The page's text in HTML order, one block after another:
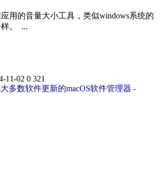
用的音量大小工具，类似windows系统的
。 ...
11-02 0 321